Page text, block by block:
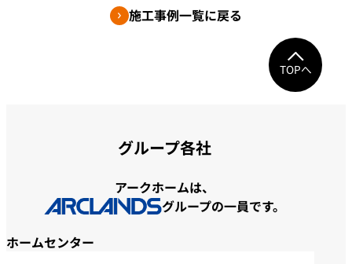
施工事例一覧に戻る
TOPへ
グループ各社
アークホームは、
グループの一員です。
ホームセンター